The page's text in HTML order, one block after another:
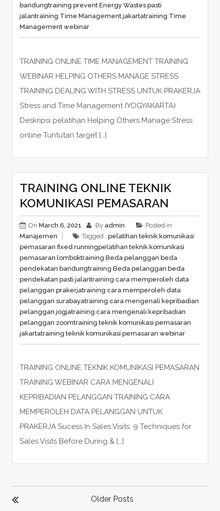
bandungtraining prevent Energy Wastes pasti
jalantraining Time Management jakartatraining Time
Management webinar
TRAINING ONLINE TIME MANAGEMENT TRAINING
WEBINAR HELPING OTHERS MANAGE STRESS
TRAINING DEALING WITH STRESS UNTUK PRAKERJA
Stress and Time Management (YOGYAKARTA)
Deskripsi pelatihan Helping Others Manage Stress
online Tuntutan target […]
TRAINING ONLINE TEKNIK
KOMUNIKASI PEMASARAN
On March 6, 2021 By admin
Posted in
Manajemen
Tagged , pelatihan teknik komunikasi
pemasaran fixed runningpelatihan teknik komunikasi
pemasaran lomboktraining Beda pelanggan beda
pendekatan bandungtraining Beda pelanggan beda
pendekatan pasti jalantraining cara memperoleh data
pelanggan prakerjatraining cara memperoleh data
pelanggan surabayatraining cara mengenali kepribadian
pelanggan jogjatraining cara mengenali kepribadian
pelanggan zoomtraining teknik komunikasi pemasaran
jakartatraining teknik komunikasi pemasaran webinar
TRAINING ONLINE TEKNIK KOMUNIKASI PEMASARAN
TRAINING WEBINAR CARA MENGENALI
KEPRIBADIAN PELANGGAN TRAINING CARA
MEMPEROLEH DATA PELANGGAN UNTUK
PRAKERJA Sucess In Sales Visits. 9 Techniques for
Sales Visits Before During & […]
POSTS
NAVIGATION
Older Posts